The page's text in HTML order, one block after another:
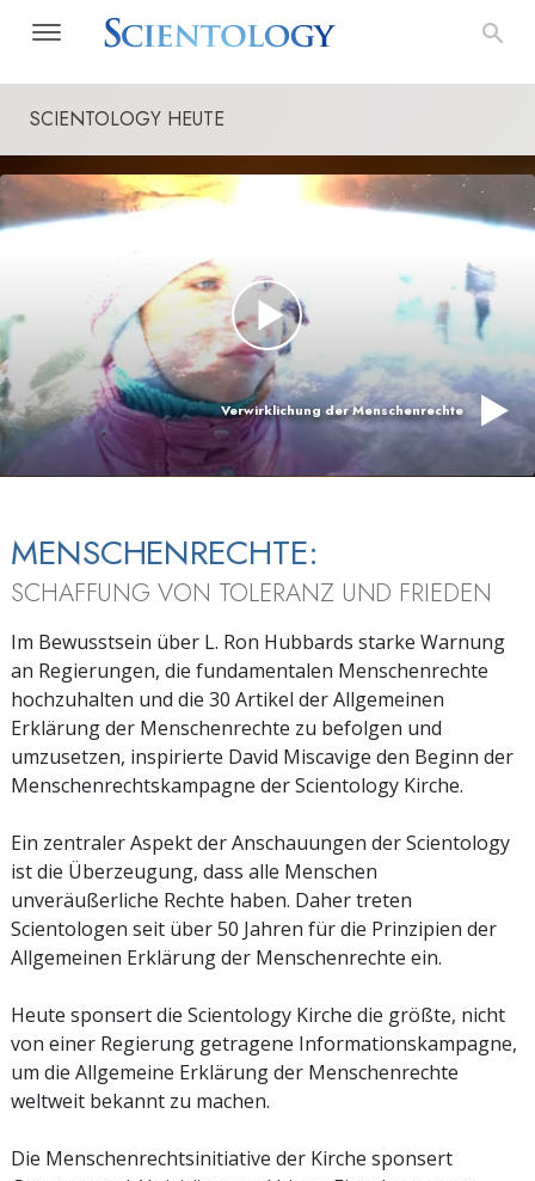
SCIENTOLOGY HEUTE
Verwirklichung der Menschenrechte
MENSCHENRECHTE:
SCHAFFUNG VON TOLERANZ UND FRIEDEN
Im Bewusstsein über L. Ron Hubbards starke Warnung
an Regierungen, die fundamentalen Menschenrechte
hochzuhalten und die 30 Artikel der Allgemeinen
Erklärung der Menschenrechte zu befolgen und
umzusetzen, inspirierte David Miscavige den Beginn der
Menschenrechtskampagne der Scientology Kirche.
Ein zentraler Aspekt der Anschauungen der Scientology
ist die Überzeugung, dass alle Menschen
unveräußerliche Rechte haben. Daher treten
Scientologen seit über 50 Jahren für die Prinzipien der
Allgemeinen Erklärung der Menschenrechte ein.
Heute sponsert die Scientology Kirche die größte, nicht
von einer Regierung getragene Informationskampagne,
um die Allgemeine Erklärung der Menschenrechte
weltweit bekannt zu machen.
Die Menschenrechtsinitiative der Kirche sponsert